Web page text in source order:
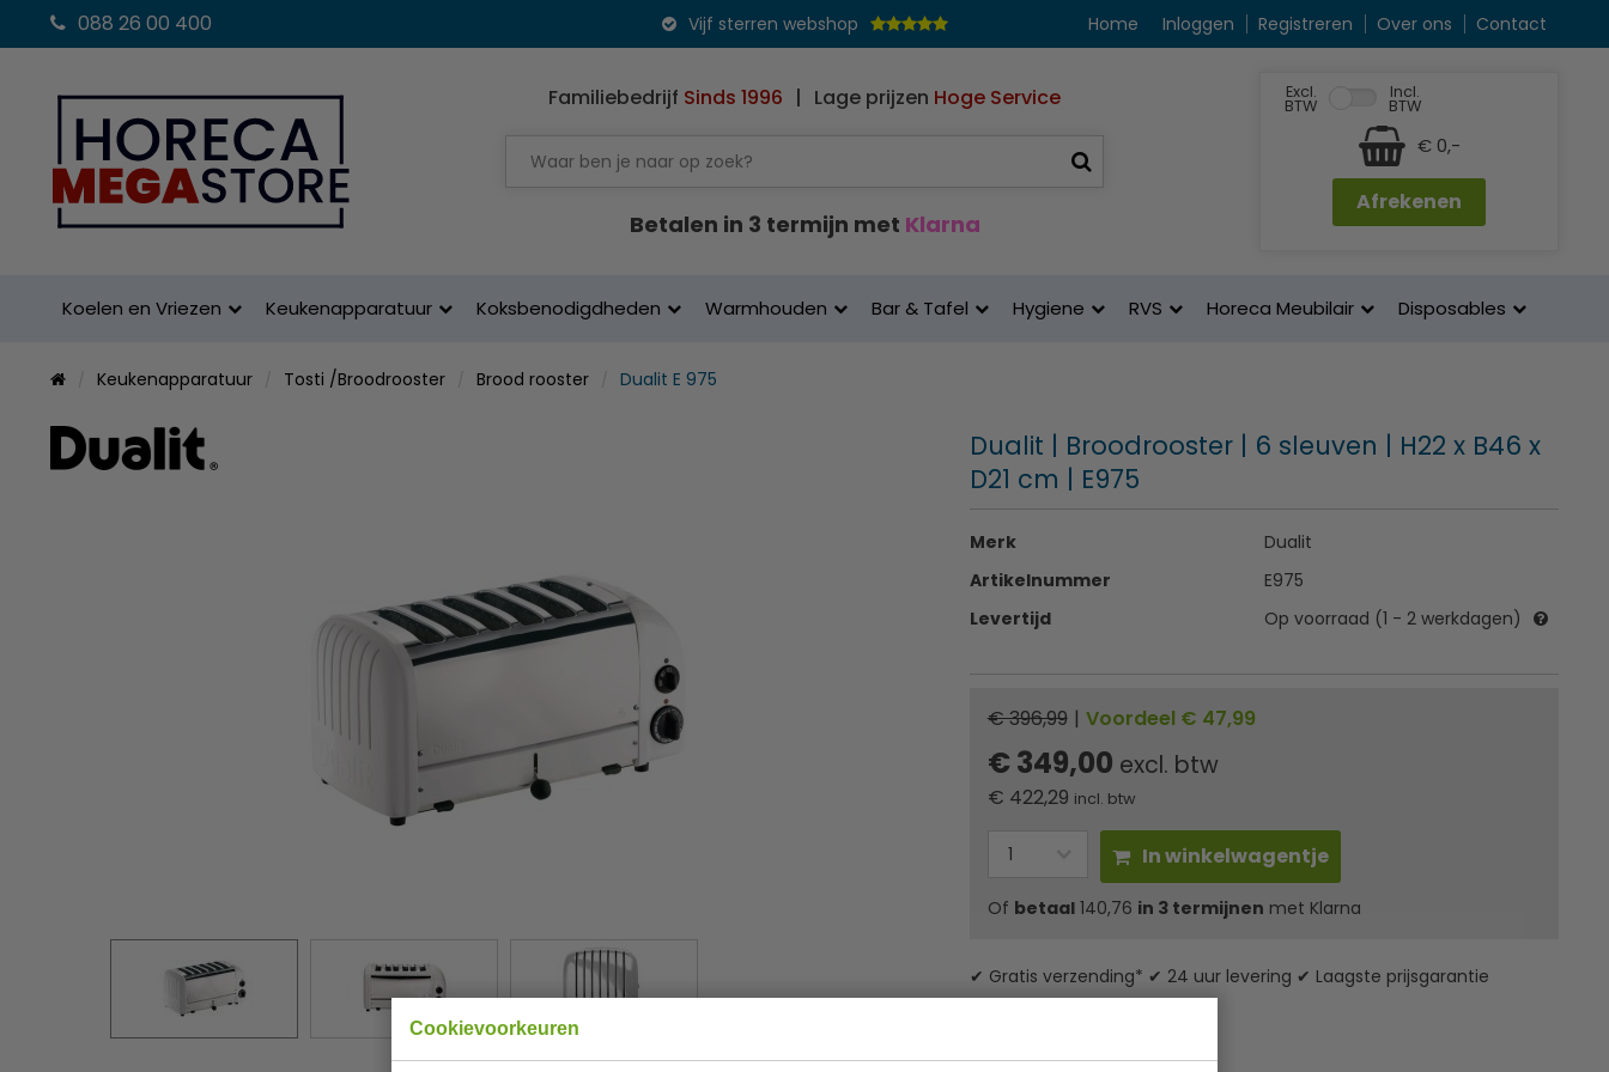
Cookievoorkeuren
088 26 00 400 Vijf sterren webshop Home Inloggen Registreren Over ons Contact
Familiebedrijf Sinds 1996 | Lage prijzen Hoge Service
Betalen in 3 termijn met Klarna
Excl.
BTW
Incl.
BTW
€ 0,-
Afrekenen
Koelen en Vriezen Keukenapparatuur Koksbenodigdheden Warmhouden Bar & Tafel Hygiene RVS Horeca Meubilair Disposables
Keukenapparatuur Tosti /Broodrooster Brood rooster Dualit E 975
Dualit | Broodrooster | 6 sleuven | H22 x B46 x
D21 cm | E975
Merk
Dualit
Artikelnummer
E975
Levertijd
Op voorraad (1 - 2 werkdagen)
€ 396,99 | Voordeel € 47,99
€ 349,00 excl. btw
€ 422,29 incl. btw
In winkelwagentje
Of betaal140,76 in 3 termijnen met Klarna
✔ Gratis verzending* ✔ 24 uur levering ✔ Laagste prijsgarantie